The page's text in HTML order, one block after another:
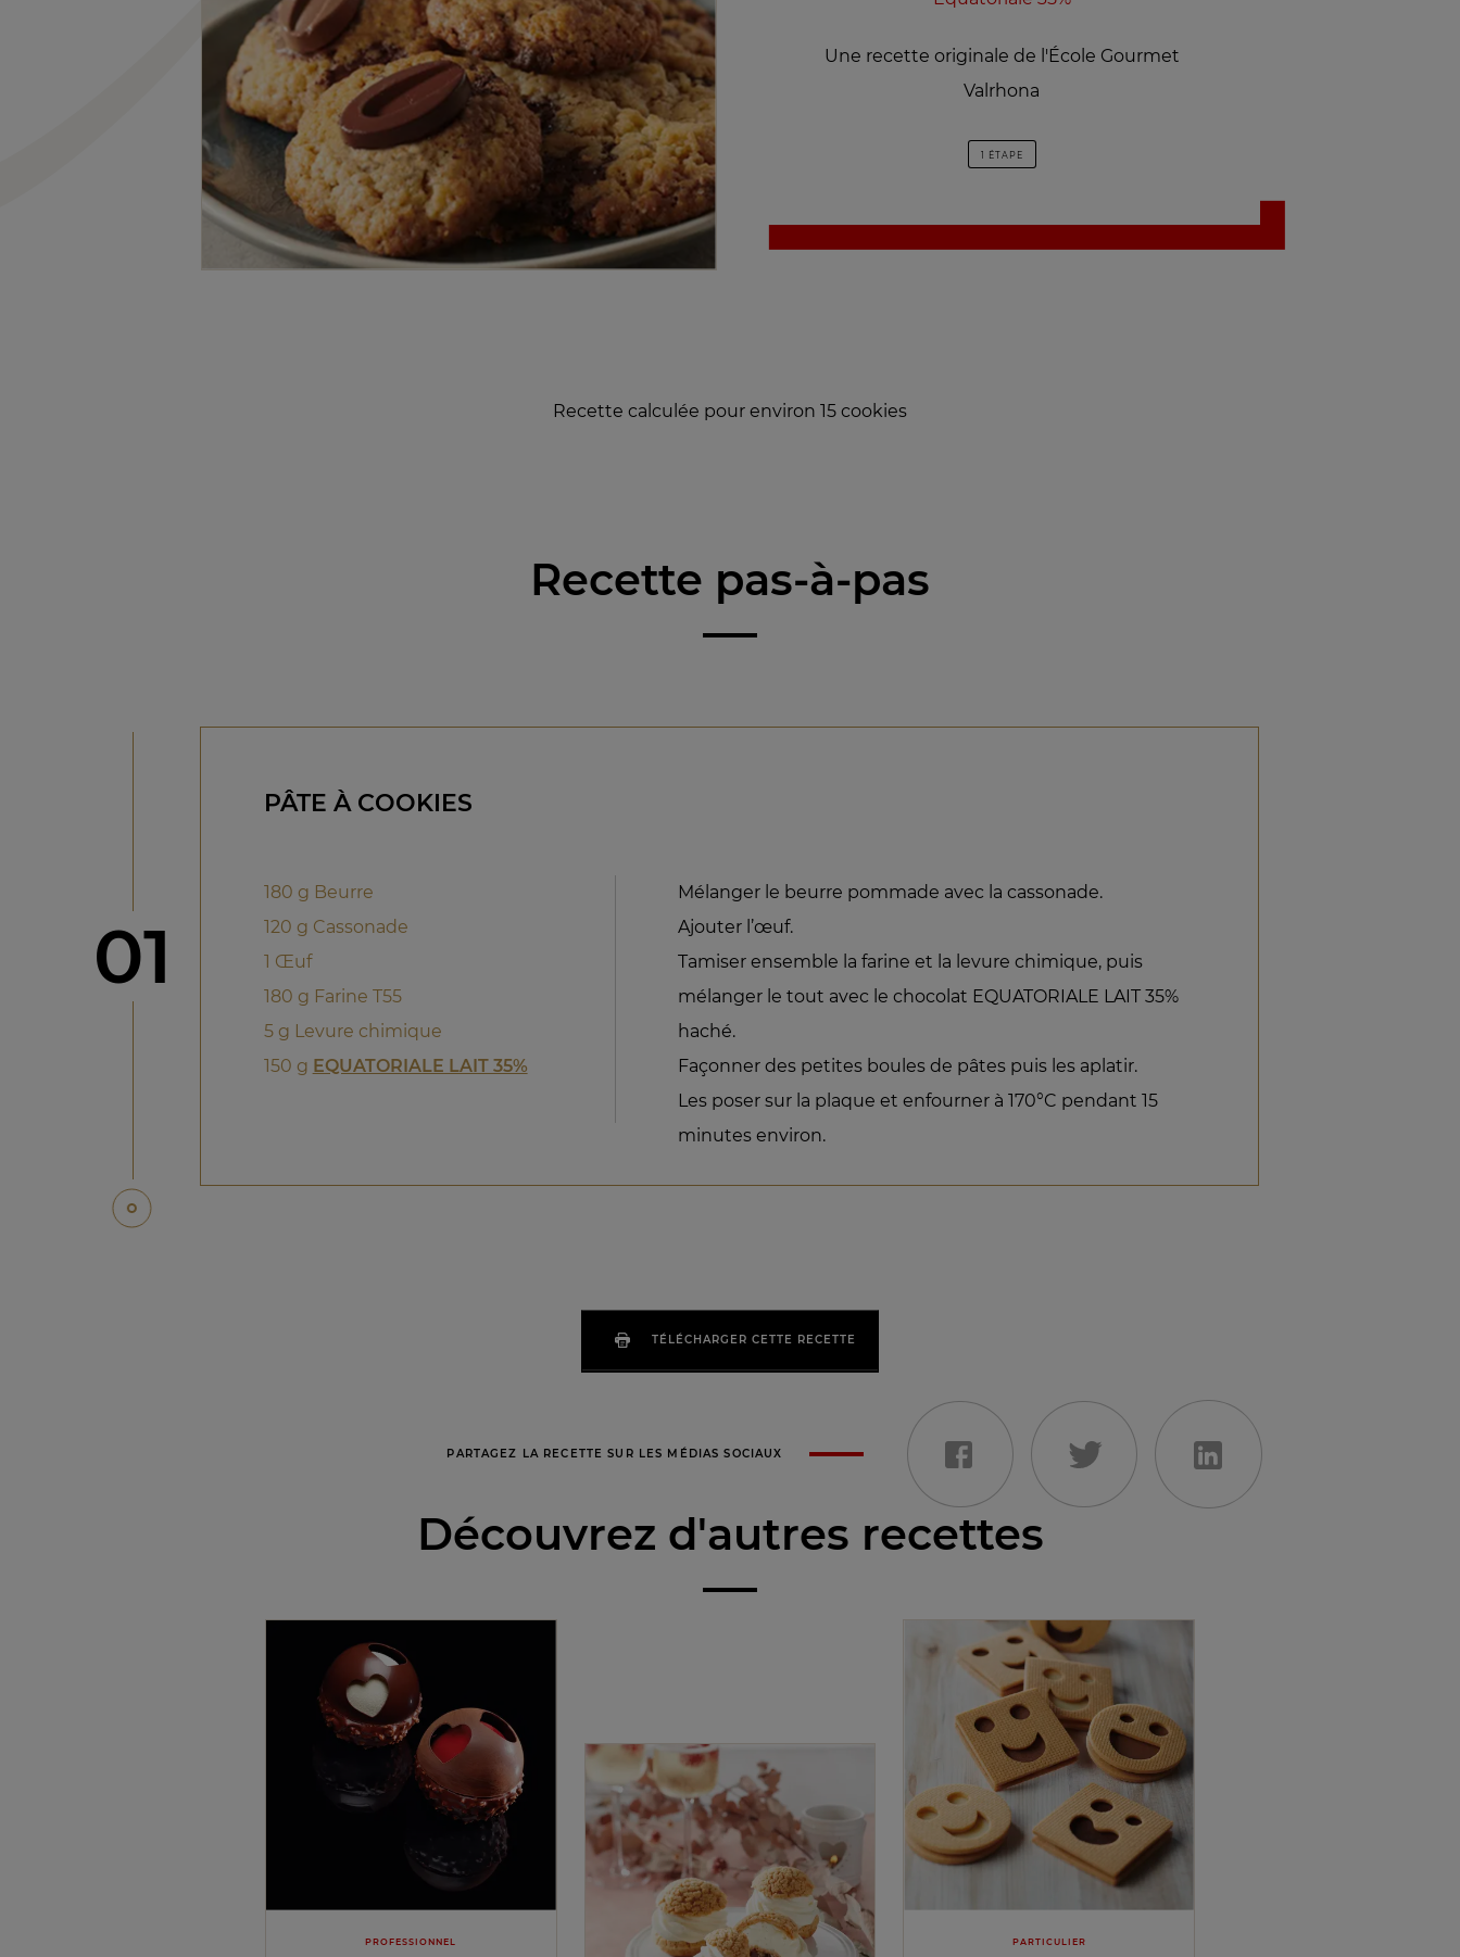
Une recette originale de l'École Gourmet
Valrhona
1 ÉTAPE
Recette calculée pour environ 15 cookies
Recette pas-à-pas
étape
01
PÂTE À COOKIES
180 g Beurre
120 g Cassonade
1 Œuf
180 g Farine T55
5 g Levure chimique
150 g EQUATORIALE LAIT 35%
Mélanger le beurre pommade avec la cassonade.
Ajouter l’œuf.
Tamiser ensemble la farine et la levure chimique, puis
mélanger le tout avec le chocolat EQUATORIALE LAIT 35%
haché.
Façonner des petites boules de pâtes puis les aplatir.
Les poser sur la plaque et enfourner à 170°C pendant 15
minutes environ.
TÉLÉCHARGER CETTE RECETTE
PARTAGEZ LA RECETTE SUR LES MÉDIAS SOCIAUX
Découvrez d'autres recettes
PROFESSIONNEL PARTICULIER